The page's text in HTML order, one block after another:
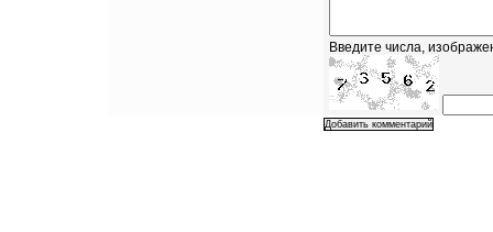
Введите числа,